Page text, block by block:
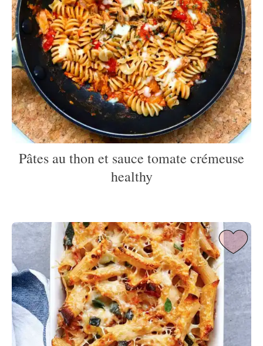
Pâtes au thon et sauce tomate crémeuse
healthy